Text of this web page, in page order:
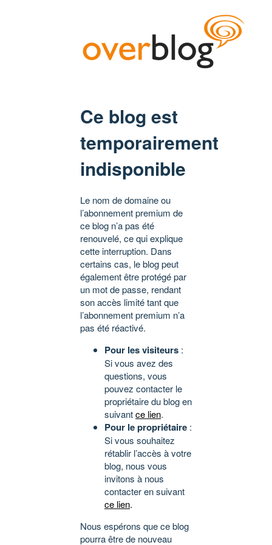
Ce blog est
temporairement
indisponible
Le nom de domaine ou
l’abonnement premium de
ce blog n’a pas été
renouvelé, ce qui explique
cette interruption. Dans
certains cas, le blog peut
également être protégé par
un mot de passe, rendant
son accès limité tant que
l’abonnement premium n’a
pas été réactivé.
Pour les visiteurs :
Si vous avez des
questions, vous
pouvez contacter le
propriétaire du blog en
suivantce lien.
Pour le propriétaire :
Si vous souhaitez
rétablir l’accès à votre
blog, nous vous
invitons à nous
contacter en suivant
ce lien.
Nous espérons que ce blog
pourra être de nouveau